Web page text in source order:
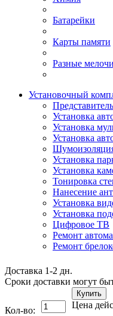
Батарейки
Карты памяти
Разные мелочи
Установочный
Установка
Установка
Установка
Установка
Установка
Тонировка
Нанесение
Установка
Установка
Цифровое ТВ
Ремонт
Ремонт
Доставка 1-2 дн.
Сроки доставки могут
Кол-во:
Купить
Цена